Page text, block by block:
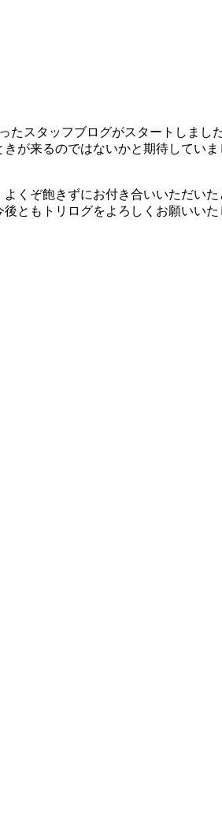
スタッフブログがスタートしま
が来るのではないかと期待してい
くぞ飽きずにお付き合いいただい
ともトリログをよろしくお願いいた